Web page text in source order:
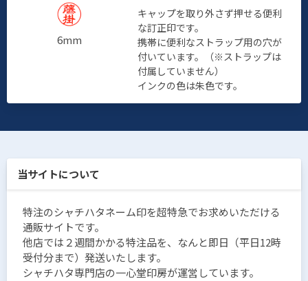
6mm
キャップを取り外さず押せる便利
な訂正印です。
携帯に便利なストラップ用の穴が
付いています。（※ストラップは
付属していません）
インクの色は朱色です。
当サイトについて
特注のシャチハタネーム印を超特急でお求めいただける
通販サイトです。
他店では２週間かかる特注品を、なんと即日（平日12時
受付分まで）発送いたします。
シャチハタ専門店の一心堂印房が運営しています。